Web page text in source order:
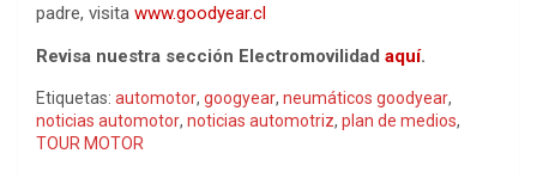
padre, visita www.goodyear.cl
Revisa nuestra sección Electromovilidad aquí.
Etiquetas: automotor, googyear, neumáticos goodyear,
noticias automotor, noticias automotriz, plan de medios,
TOUR MOTOR